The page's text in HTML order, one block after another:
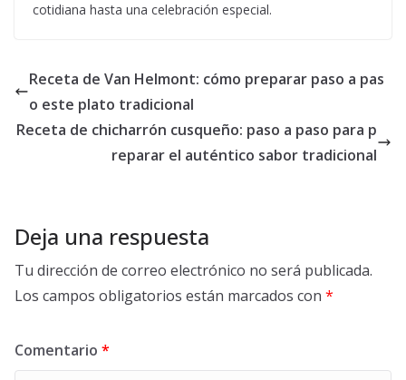
cotidiana hasta una celebración especial.
Receta de Van Helmont: cómo preparar paso a pas
o este plato tradicional
Receta de chicharrón cusqueño: paso a paso para p
reparar el auténtico sabor tradicional
Deja una respuesta
Tu dirección de correo electrónico no será publicada.
Los campos obligatorios están marcados con *
Comentario *